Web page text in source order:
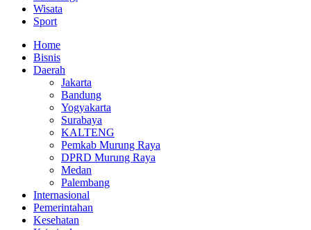
Wisata
Sport
Home
Bisnis
Daerah
Jakarta
Bandung
Yogyakarta
Surabaya
KALTENG
Pemkab Murung Raya
DPRD Murung Raya
Medan
Palembang
Internasional
Pemerintahan
Kesehatan